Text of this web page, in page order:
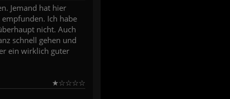
Jemand hat hier
empfunden. Ich habe
nicht. Auch
schnell gehen und
ein wirklich guter
★☆☆☆☆